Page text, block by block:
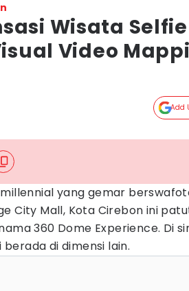
Wisata Selfie
Video
Add
yang gemar
City Mall, Kota Cirebon ini
360 Dome Experience. Di
di dimensi lain.